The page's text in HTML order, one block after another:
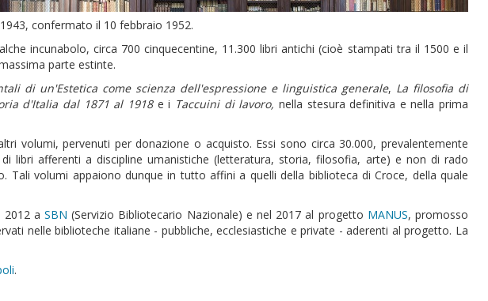
confermato il 10 febbraio 1952.
incunabolo, circa 700 cinquecentine, 11.300 libri antichi (cioè stampati tra il 1500 e il
parte estinte.
di un'Estetica come scienza dell'espressione e linguistica generale, La filosofia di
d'Italia dal 1871 al 1918 e i Taccuini di lavoro, nella stesura definitiva e nella prima
volumi, pervenuti per donazione o acquisto. Essi sono circa 30.000, prevalentemente
libri afferenti a discipline umanistiche (letteratura, storia, filosofia, arte) e non di rado
volumi appaiono dunque in tutto affini a quelli della biblioteca di Croce, della quale
a SBN (Servizio Bibliotecario Nazionale) e nel 2017 al progetto MANUS, promosso
nelle biblioteche italiane - pubbliche, ecclesiastiche e private - aderenti al progetto. La
.